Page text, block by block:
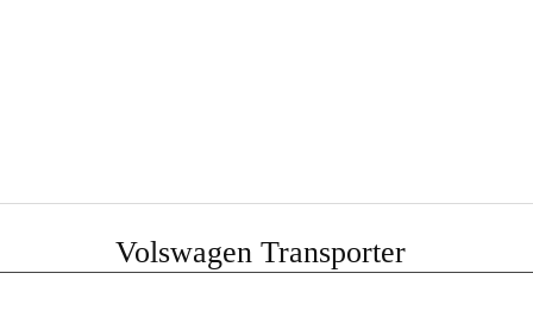
Volswagen Transporter